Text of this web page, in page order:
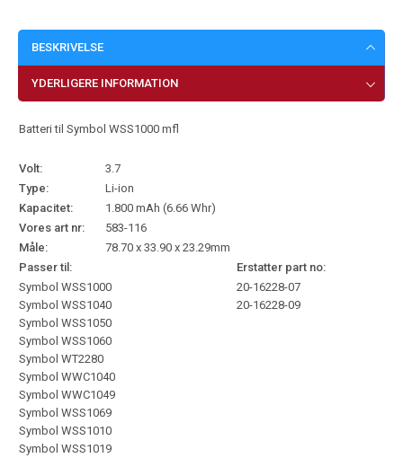
BESKRIVELSE
YDERLIGERE INFORMATION
Batteri til Symbol WSS1000 mfl
Volt:
3.7
Type:
Li-ion
Kapacitet:
1.800 mAh (6.66 Whr)
Vores art nr:
583-116
Måle:
78.70 x 33.90 x 23.29mm
Passer til:
Erstatter part no:
Symbol WSS1000
Symbol WSS1040
Symbol WSS1050
Symbol WSS1060
Symbol WT2280
Symbol WWC1040
Symbol WWC1049
Symbol WSS1069
Symbol WSS1010
Symbol WSS1019
20-16228-07
20-16228-09